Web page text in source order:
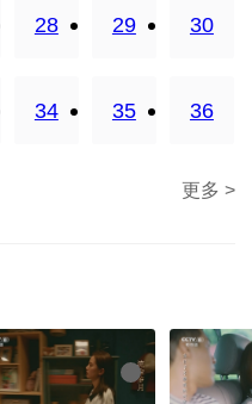
28 29 30
34 35 36
更多 >